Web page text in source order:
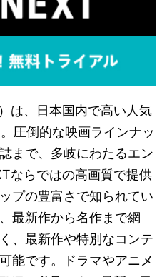
は、日本国内で高い人気
圧倒的な映画ラインナッ
まで、多岐にわたるエン
ならではの高画質で提供
プの豊富さで知られてい
最新作から名作まで網
、最新作や特別なコンテ
能です。ドラマやアニメ